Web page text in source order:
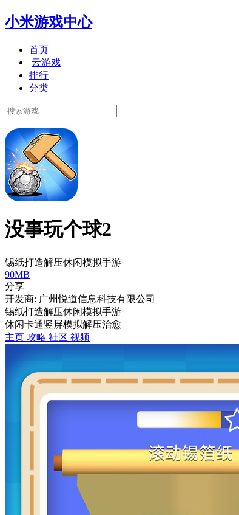
小米游戏中心
首页
云游戏
排行
分类
没事玩个球2
锡纸打造解压休闲模拟手游
90MB
分享
开发商: 广州悦道信息科技有限公司
锡纸打造解压休闲模拟手游
休闲卡通竖屏模拟解压治愈
主页 攻略 社区 视频